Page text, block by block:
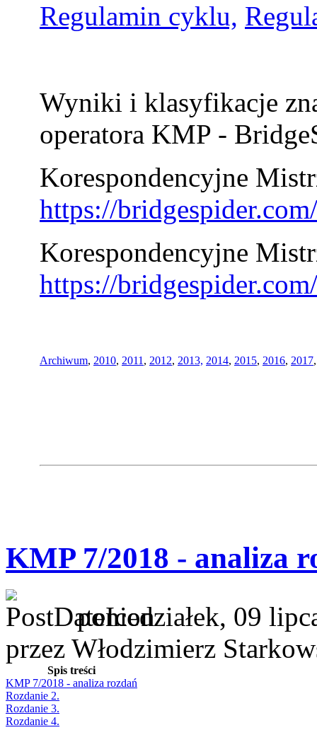
Regulamin cyklu,
Wyniki i klasyfikacje
operatora KMP -
Korespondencyjne
https://
Korespondencyjne
https://
Archiwum, 2010, 2011 , 2012, 2013, 2014, 2015, 2016, 2017
KMP 7/2018 - analiza
poniedziałek, 09
przez Włodzimierz
Spis treści
KMP 7/2018 - analiza rozdań
Rozdanie 2.
Rozdanie 3.
Rozdanie 4.